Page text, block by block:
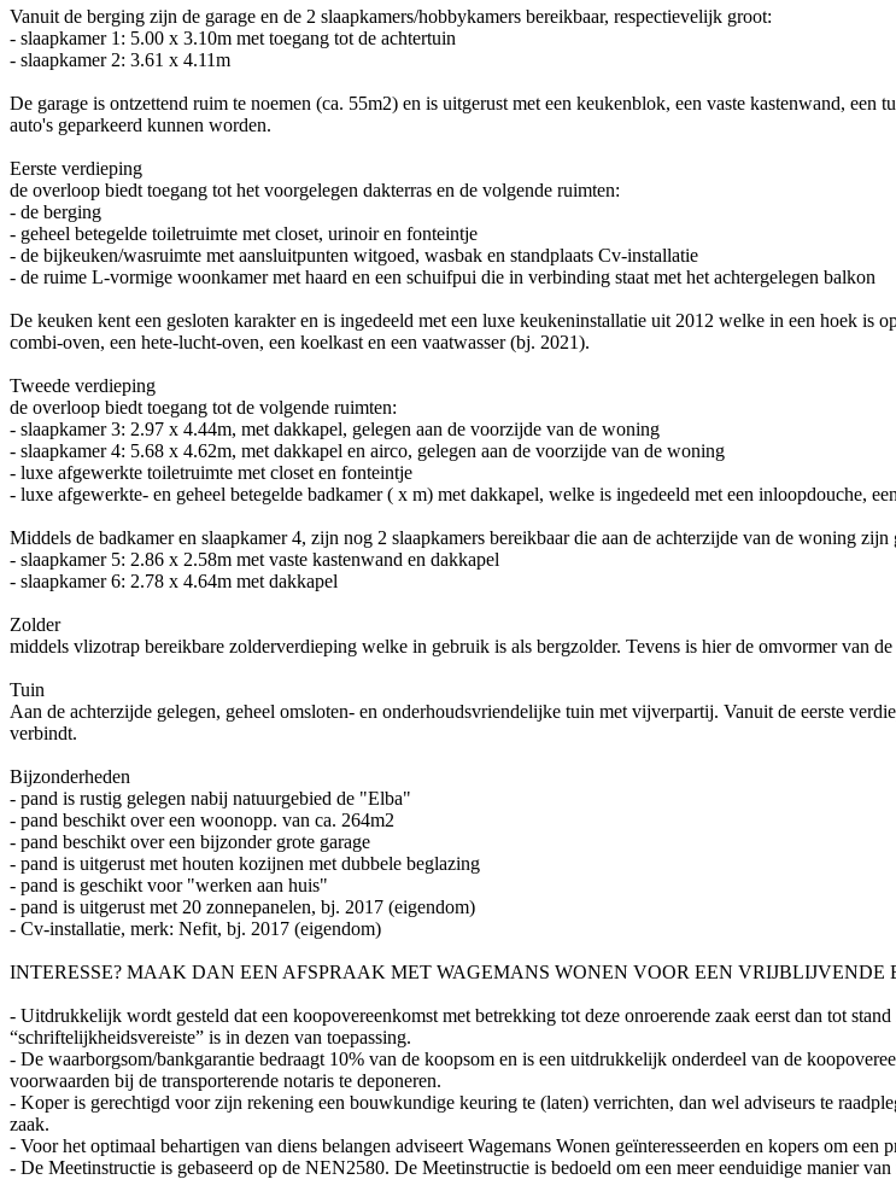
Vanuit de berging zijn de garage en de 2 slaapkamers/hobbykamers bereikbaar, respectievelijk groot:
- slaapkamer 1: 5.00 x 3.10m met toegang tot de achtertuin
- slaapkamer 2: 3.61 x 4.11m
De garage is ontzettend ruim te noemen (ca. 55m2) en is uitgerust met een keukenblok, een vaste kastenwand,
auto's geparkeerd kunnen worden.
Eerste verdieping
de overloop biedt toegang tot het voorgelegen dakterras en de volgende ruimten:
- de berging
- geheel betegelde toiletruimte met closet, urinoir en fonteintje
- de bijkeuken/wasruimte met aansluitpunten witgoed, wasbak en standplaats Cv-installatie
- de ruime L-vormige woonkamer met haard en een schuifpui die in verbinding staat met het achtergelegen balkon
De keuken kent een gesloten karakter en is ingedeeld met een luxe keukeninstallatie uit 2012 welke in een hoek is
combi-oven, een hete-lucht-oven, een koelkast en een vaatwasser (bj. 2021).
Tweede verdieping
de overloop biedt toegang tot de volgende ruimten:
- slaapkamer 3: 2.97 x 4.44m, met dakkapel, gelegen aan de voorzijde van de woning
- slaapkamer 4: 5.68 x 4.62m, met dakkapel en airco, gelegen aan de voorzijde van de woning
- luxe afgewerkte toiletruimte met closet en fonteintje
- luxe afgewerkte- en geheel betegelde badkamer ( x m) met dakkapel, welke is ingedeeld met een inloopdouche,
Middels de badkamer en slaapkamer 4, zijn nog 2 slaapkamers bereikbaar die aan de achterzijde van de woning
- slaapkamer 5: 2.86 x 2.58m met vaste kastenwand en dakkapel
- slaapkamer 6: 2.78 x 4.64m met dakkapel
Zolder
middels vlizotrap bereikbare zolderverdieping welke in gebruik is als bergzolder. Tevens is hier de omvormer van
Tuin
Aan de achterzijde gelegen, geheel omsloten- en onderhoudsvriendelijke tuin met vijverpartij. Vanuit de eerste
verbindt.
Bijzonderheden
- pand is rustig gelegen nabij natuurgebied de "Elba"
- pand beschikt over een woonopp. van ca. 264m2
- pand beschikt over een bijzonder grote garage
- pand is uitgerust met houten kozijnen met dubbele beglazing
- pand is geschikt voor "werken aan huis"
- pand is uitgerust met 20 zonnepanelen, bj. 2017 (eigendom)
- Cv-installatie, merk: Nefit, bj. 2017 (eigendom)
INTERESSE? MAAK DAN EEN AFSPRAAK MET WAGEMANS WONEN VOOR EEN
- Uitdrukkelijk wordt gesteld dat een koopovereenkomst met betrekking tot deze onroerende zaak eerst dan tot
“schriftelijkheidsvereiste” is in dezen van toepassing.
- De waarborgsom/bankgarantie bedraagt 10% van de koopsom en is een uitdrukkelijk onderdeel van de
voorwaarden bij de transporterende notaris te deponeren.
- Koper is gerechtigd voor zijn rekening een bouwkundige keuring te (laten) verrichten, dan wel adviseurs te
zaak.
- Voor het optimaal behartigen van diens belangen adviseert Wagemans Wonen geïnteresseerden en kopers om een
- De Meetinstructie is gebaseerd op de NEN2580. De Meetinstructie is bedoeld om een meer eenduidige manier